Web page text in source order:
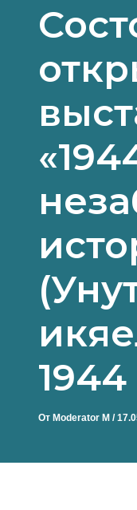
От Moderator M /